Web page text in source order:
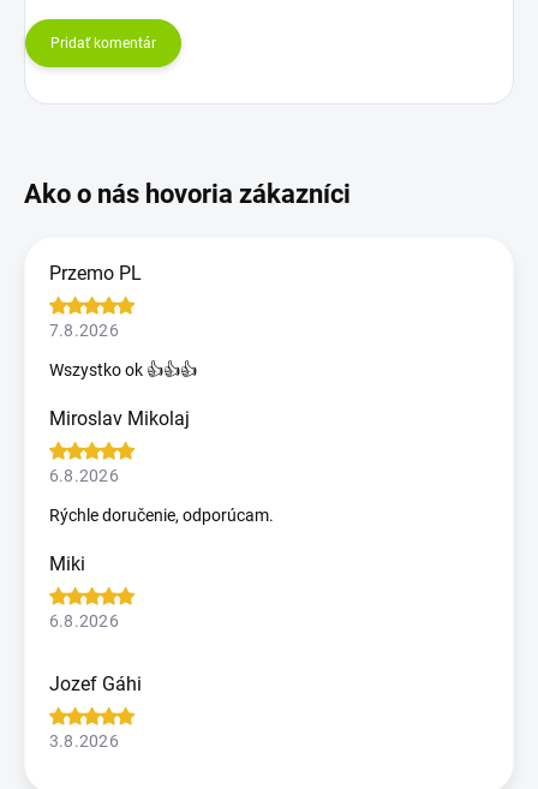
Pridať komentár
Przemo PL
7.8.2026
Wszystko ok 👍👍👍
Miroslav Mikolaj
6.8.2026
Rýchle doručenie, odporúcam.
Miki
6.8.2026
Jozef Gáhi
3.8.2026